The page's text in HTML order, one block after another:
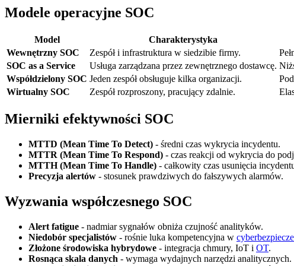
Modele operacyjne SOC
Model Charakterystyka
Wewnętrzny SOC
Zespół i infrastruktura w siedzibie firmy.
SOC as a Service
Usługa zarządzana przez zewnętrznego dostawcę.
Współdzielony SOC Jeden zespół obsługuje kilka organizacji.
Wirtualny SOC
Zespół rozproszony, pracujący zdalnie.
Mierniki efektywności SOC
MTTD (Mean Time To Detect) - średni czas wykrycia incydentu.
MTTR (Mean Time To Respond) - czas reakcji od wykrycia do
MTTH (Mean Time To Handle) - całkowity czas usunięcia
Precyzja alertów - stosunek prawdziwych do fałszywych alarmów.
Wyzwania współczesnego SOC
Alert fatigue - nadmiar sygnałów obniża czujność analityków.
Niedobór specjalistów - rośnie luka kompetencyjna w
Złożone środowiska hybrydowe - integracja chmury, IoT i OT.
Rosnąca skala danych - wymaga wydajnych narzędzi analitycznych.